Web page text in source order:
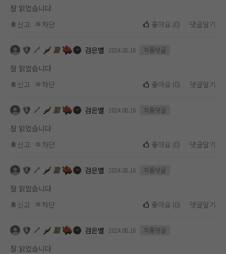
잘 읽었습니다
신고
차단 좋아요 (0) 댓글달기
검은별 2024.08.16 작품댓글
잘 읽었습니다
신고
차단 좋아요 (0) 댓글달기
검은별 2024.08.16 작품댓글
잘 읽었습니다
신고
차단 좋아요 (0) 댓글달기
검은별 2024.08.16 작품댓글
잘 읽었습니다
신고
차단 좋아요 (0) 댓글달기
검은별 2024.08.16 작품댓글
잘 읽었습니다